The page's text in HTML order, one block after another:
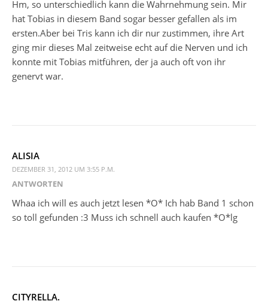
Hm, so unterschiedlich kann die Wahrnehmung sein. Mir
hat Tobias in diesem Band sogar besser gefallen als im
ersten.Aber bei Tris kann ich dir nur zustimmen, ihre Art
ging mir dieses Mal zeitweise echt auf die Nerven und ich
konnte mit Tobias mitführen, der ja auch oft von ihr
genervt war.
ALISIA
DEZEMBER 31, 2012 UM 3:55 P.M.
ANTWORTEN
Whaa ich will es auch jetzt lesen *O* Ich hab Band 1 schon
so toll gefunden :3 Muss ich schnell auch kaufen *O*lg
CITYRELLA.